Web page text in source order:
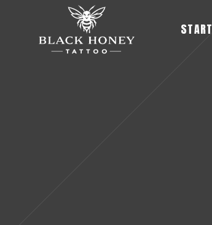
START